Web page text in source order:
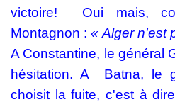
victoire!
Oui mais,
Montagnon : « Alger n'est
A Constantine, le général
hésitation. A
Batna, le
choisit la fuite, c'est à